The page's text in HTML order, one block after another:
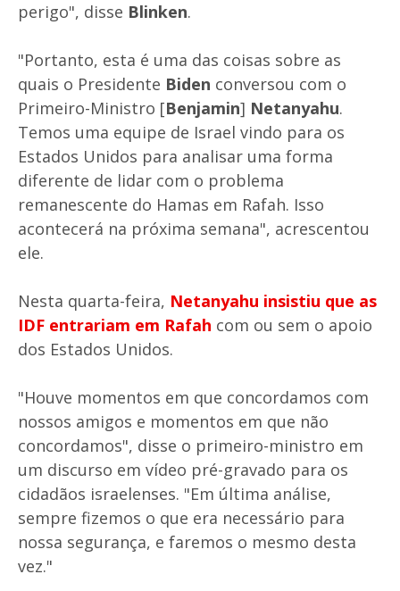
perigo", disse Blinken.
"Portanto, esta é uma das coisas sobre as
quais o Presidente Biden conversou com o
Primeiro-Ministro [Benjamin] Netanyahu.
Temos uma equipe de Israel vindo para os
Estados Unidos para analisar uma forma
diferente de lidar com o problema
remanescente do Hamas em Rafah. Isso
acontecerá na próxima semana", acrescentou
ele.
Nesta quarta-feira, Netanyahu insistiu que as
IDF entrariam em Rafah com ou sem o apoio
dos Estados Unidos.
"Houve momentos em que concordamos com
nossos amigos e momentos em que não
concordamos", disse o primeiro-ministro em
um discurso em vídeo pré-gravado para os
cidadãos israelenses. "Em última análise,
sempre fizemos o que era necessário para
nossa segurança, e faremos o mesmo desta
vez."